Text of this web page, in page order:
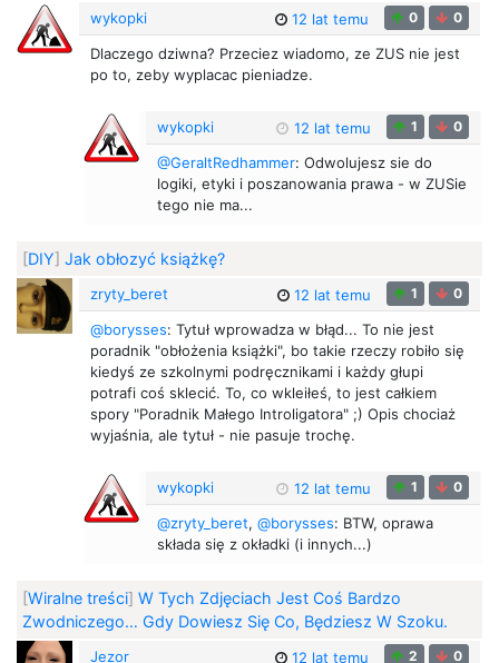
wykopki 12 lat temu 0 0
Dlaczego dziwna? Przeciez wiadomo, ze ZUS nie jest
po to, zeby wyplacac pieniadze.
wykopki 12 lat temu 1 0
@GeraltRedhammer: Odwolujesz sie do
logiki, etyki i poszanowania prawa - w ZUSie
tego nie ma...
[DIY] Jak obłozyć książkę?
zryty_beret 12 lat temu 1 0
@borysses: Tytuł wprowadza w błąd... To nie jest
poradnik "obłożenia książki", bo takie rzeczy robiło się
kiedyś ze szkolnymi podręcznikami i każdy głupi
potrafi coś sklecić. To, co wkleiłeś, to jest całkiem
spory "Poradnik Małego Introligatora" ;) Opis chociaż
wyjaśnia, ale tytuł - nie pasuje trochę.
wykopki 12 lat temu 1 0
@zryty_beret, @borysses: BTW, oprawa
składa się z okładki (i innych...)
[Wiralne treści] W Tych Zdjęciach Jest Coś Bardzo
Zwodniczego… Gdy Dowiesz Się Co, Będziesz W Szoku.
Jezor 12 lat temu 2 0